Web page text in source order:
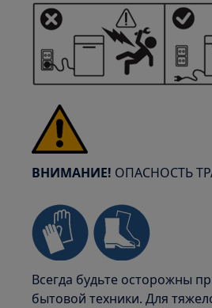
ВНИМАНИЕ! ОПАСНОСТЬ
Всегда будьте осторожны
бытовой техники. Для